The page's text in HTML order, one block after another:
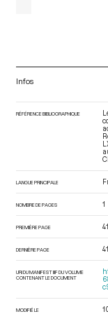
Infos
RÉFÉRENCE BIBLIOGRAPHIQUE
LANGUE PRINCIPALE
NOMBRE DE PAGES 1
PREMIÈRE PAGE
DERNIÈRE PAGE
URI DU MANIFEST IIIF DU VOLUME
CONTENANT LE DOCUMENT
MODIFIÉ LE